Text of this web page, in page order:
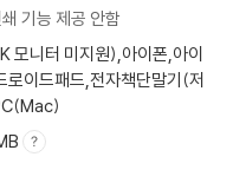
기능 제공 안함
모니터 미지원),아이폰,아이
로이드패드,전자책단말기(저